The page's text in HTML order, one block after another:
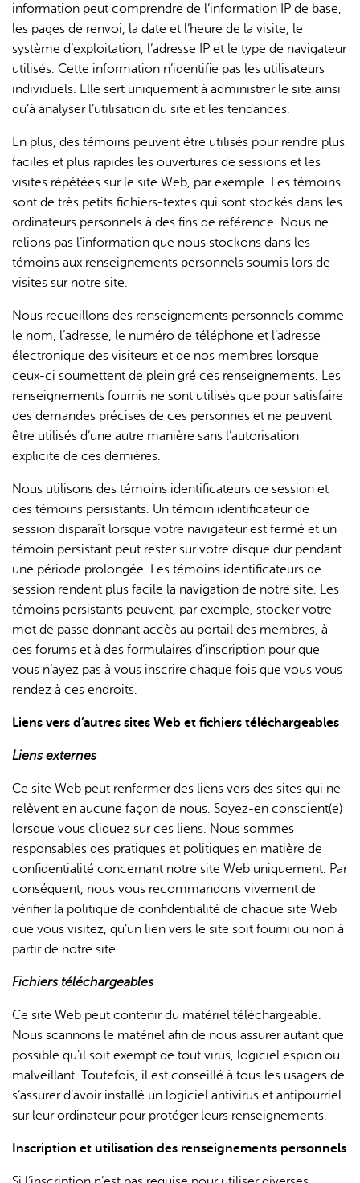
information peut comprendre de l’information IP de base,
les pages de renvoi, la date et l’heure de la visite, le
système d’exploitation, l’adresse IP et le type de navigateur
utilisés. Cette information n’identifie pas les utilisateurs
individuels. Elle sert uniquement à administrer le site ainsi
qu’à analyser l’utilisation du site et les tendances.
En plus, des témoins peuvent être utilisés pour rendre plus
faciles et plus rapides les ouvertures de sessions et les
visites répétées sur le site Web, par exemple. Les témoins
sont de très petits fichiers-textes qui sont stockés dans les
ordinateurs personnels à des fins de référence. Nous ne
relions pas l’information que nous stockons dans les
témoins aux renseignements personnels soumis lors de
visites sur notre site.
Nous recueillons des renseignements personnels comme
le nom, l’adresse, le numéro de téléphone et l’adresse
électronique des visiteurs et de nos membres lorsque
ceux-ci soumettent de plein gré ces renseignements. Les
renseignements fournis ne sont utilisés que pour satisfaire
des demandes précises de ces personnes et ne peuvent
être utilisés d’une autre manière sans l’autorisation
explicite de ces dernières.
Nous utilisons des témoins identificateurs de session et
des témoins persistants. Un témoin identificateur de
session disparaît lorsque votre navigateur est fermé et un
témoin persistant peut rester sur votre disque dur pendant
une période prolongée. Les témoins identificateurs de
session rendent plus facile la navigation de notre site. Les
témoins persistants peuvent, par exemple, stocker votre
mot de passe donnant accès au portail des membres, à
des forums et à des formulaires d’inscription pour que
vous n’ayez pas à vous inscrire chaque fois que vous vous
rendez à ces endroits.
Liens vers d’autres sites Web et fichiers téléchargeables
Liens externes
Ce site Web peut renfermer des liens vers des sites qui ne
relèvent en aucune façon de nous. Soyez-en conscient(e)
lorsque vous cliquez sur ces liens. Nous sommes
responsables des pratiques et politiques en matière de
confidentialité concernant notre site Web uniquement. Par
conséquent, nous vous recommandons vivement de
vérifier la politique de confidentialité de chaque site Web
que vous visitez, qu’un lien vers le site soit fourni ou non à
partir de notre site.
Fichiers téléchargeables
Ce site Web peut contenir du matériel téléchargeable.
Nous scannons le matériel afin de nous assurer autant que
possible qu’il soit exempt de tout virus, logiciel espion ou
malveillant. Toutefois, il est conseillé à tous les usagers de
s’assurer d’avoir installé un logiciel antivirus et antipourriel
sur leur ordinateur pour protéger leurs renseignements.
Inscription et utilisation des renseignements personnels